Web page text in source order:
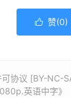
 赞(0)
协议 [BY-NC-
英语中字》